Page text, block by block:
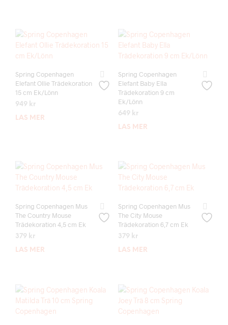
Spring Copenhagen
Elefant Ollie Trädekoration
15 cm Ek/Lönn
949 kr
LÄS MER
Spring Copenhagen
Elefant Baby Ella
Trädekoration 9 cm
Ek/Lönn
649 kr
LÄS MER
Spring Copenhagen Mus
The Country Mouse
Trädekoration 4,5 cm Ek
379 kr
LÄS MER
Spring Copenhagen Mus
The City Mouse
Trädekoration 6,7 cm Ek
379 kr
LÄS MER